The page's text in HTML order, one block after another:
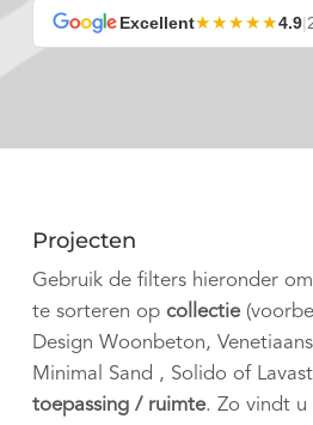
Excellent★★★★★4.9|
Projecten
Gebruik de filters hieronder
te sorteren opcollectie
Design Woonbeton,
Minimal Sand , Solido of
toepassing / ruimte. Zo vindt u